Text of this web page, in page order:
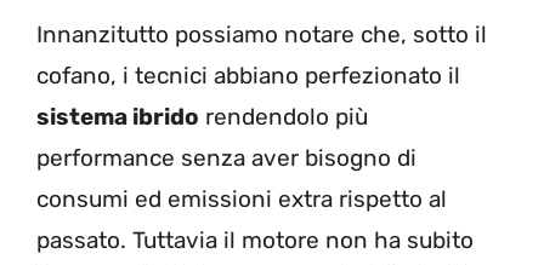
Innanzitutto possiamo notare che, sotto il
cofano, i tecnici abbiano perfezionato il
sistema ibrido rendendolo più
performance senza aver bisogno di
consumi ed emissioni extra rispetto al
passato. Tuttavia il motore non ha subito